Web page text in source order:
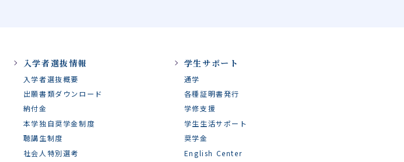
入学者選抜情報
入学者選抜概要
出願書類ダウンロード
納付金
本学独自奨学金制度
聴講生制度
社会人特別選考
学生サポート
通学
各種証明書発行
学修支援
学生生活サポート
奨学金
English Center